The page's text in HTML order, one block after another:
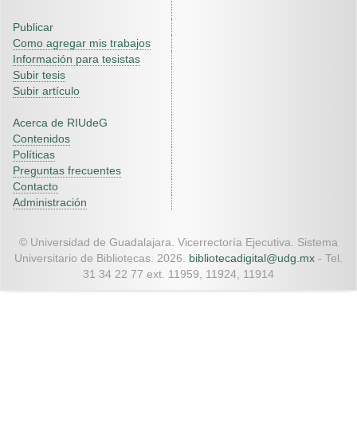
Publicar
Como agregar mis trabajos
Información para tesistas
Subir tesis
Subir artículo
Acerca de RIUdeG
Contenidos
Políticas
Preguntas frecuentes
Contacto
Administración
© Universidad de Guadalajara. Vicerrectoría Ejecutiva. Sistema
Universitario de Bibliotecas. 2026. bibliotecadigital@udg.mx - Tel.
31 34 22 77 ext. 11959, 11924, 11914